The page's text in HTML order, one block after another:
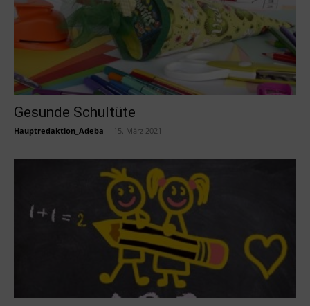
Gesunde Schultüte
Hauptredaktion_Adeba 15. März 2021